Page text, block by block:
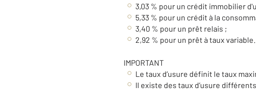
3,03 % pour un crédit immobilier
5,33 % pour un crédit à la
3,40 % pour un prêt relais ;
2,92 % pour un prêt à taux variable.
IMPORTANT
Le taux d’usure définit le taux
Il existe des taux d’usure